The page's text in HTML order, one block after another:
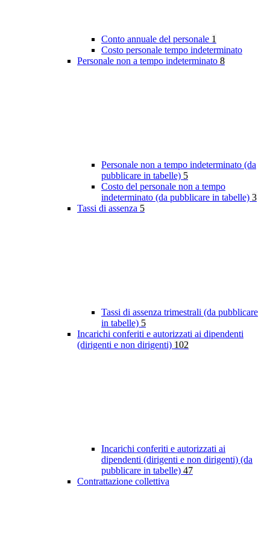
Conto annuale del personale 1
Costo personale tempo indeterminato
Personale non a tempo indeterminato 8
Personale non a tempo indeterminato (da
pubblicare in tabelle) 5
Costo del personale non a tempo
indeterminato (da pubblicare in tabelle) 3
Tassi di assenza 5
Tassi di assenza trimestrali (da pubblicare
in tabelle) 5
Incarichi conferiti e autorizzati ai dipendenti
(dirigenti e non dirigenti) 102
Incarichi conferiti e autorizzati ai
dipendenti (dirigenti e non dirigenti) (da
pubblicare in tabelle) 47
Contrattazione collettiva